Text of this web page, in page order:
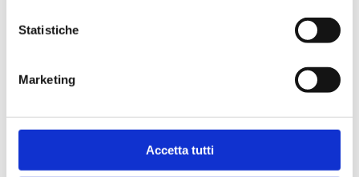
Statistiche
Marketing
Accetta tutti
Registrazione partecipanti
09:00 - 18:00
0 posti